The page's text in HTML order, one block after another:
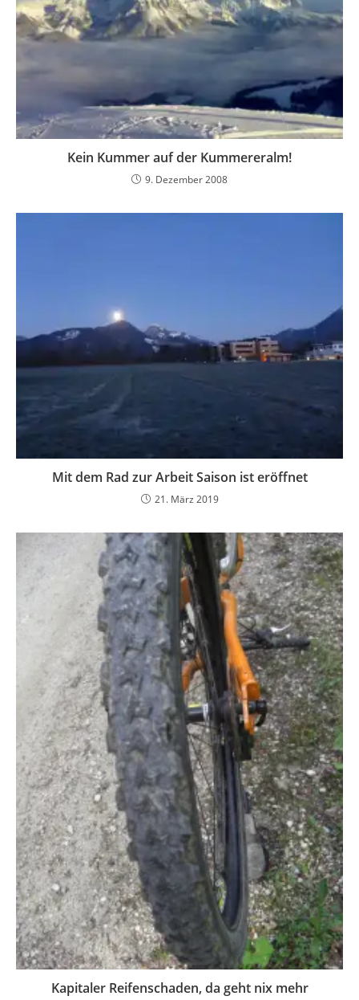
Kein Kummer auf der Kummereralm!
9. Dezember 2008
Mit dem Rad zur Arbeit Saison ist eröffnet
21. März 2019
Kapitaler Reifenschaden, da geht nix mehr